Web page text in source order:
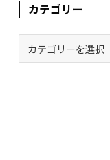
カテゴリー